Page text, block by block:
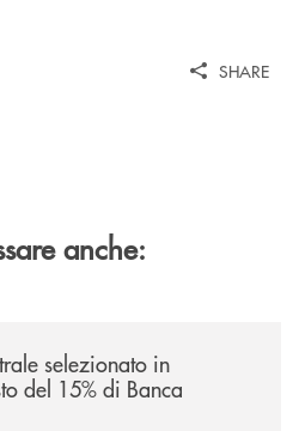
SHARE
anche:
selezionato in
del 15% di Banca